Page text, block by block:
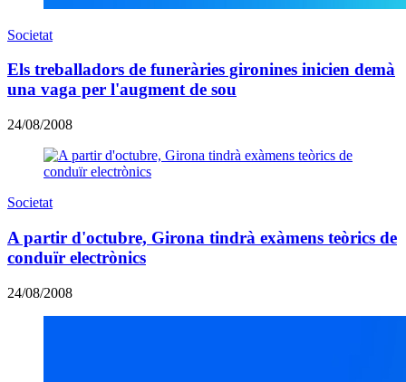
Societat
Els treballadors de funeràries gironines inicien demà
una vaga per l'augment de sou
24/08/2008
Societat
A partir d'octubre, Girona tindrà exàmens teòrics de
conduïr electrònics
24/08/2008